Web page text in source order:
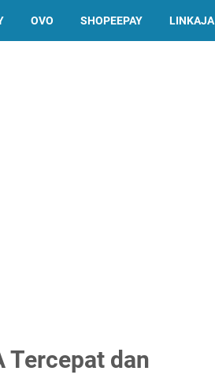
OVO SHOPEEPAY LINKAJA
Tercepat dan